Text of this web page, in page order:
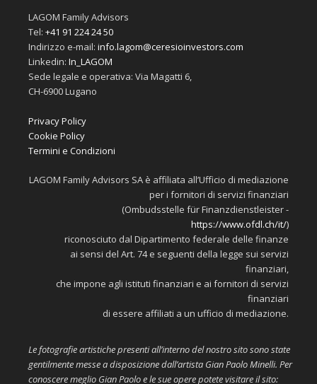
LAGOM Family Advisors
Tel: +41 91 224 24 50
Indirizzo e-mail: info.lagom@ceresioinvestors.com
Linkedin: In_LAGOM
Sede legale e operativa: Via Magatti 6,
CH-6900 Lugano
Privacy Policy
Cookie Policy
Termini e Condizioni
LAGOM Family Advisors SA è affiliata all’Ufficio di mediazione
per i fornitori di servizi finanziari
(Ombudsstelle für Finanzdienstleister -
https://www.ofdl.ch/it/)
riconosciuto dal Dipartimento federale delle finanze
ai sensi del Art. 74 e seguenti della legge sui servizi
finanziari,
che impone agli istituti finanziari e ai fornitori di servizi
finanziari
di essere affiliati a un ufficio di mediazione.
Le fotografie artistiche presenti all’interno del nostro sito sono state
gentilmente messe a disposizione dall’artista Gian Paolo Minelli. Per
conoscere meglio Gian Paolo e le sue opere potete visitare il sito: